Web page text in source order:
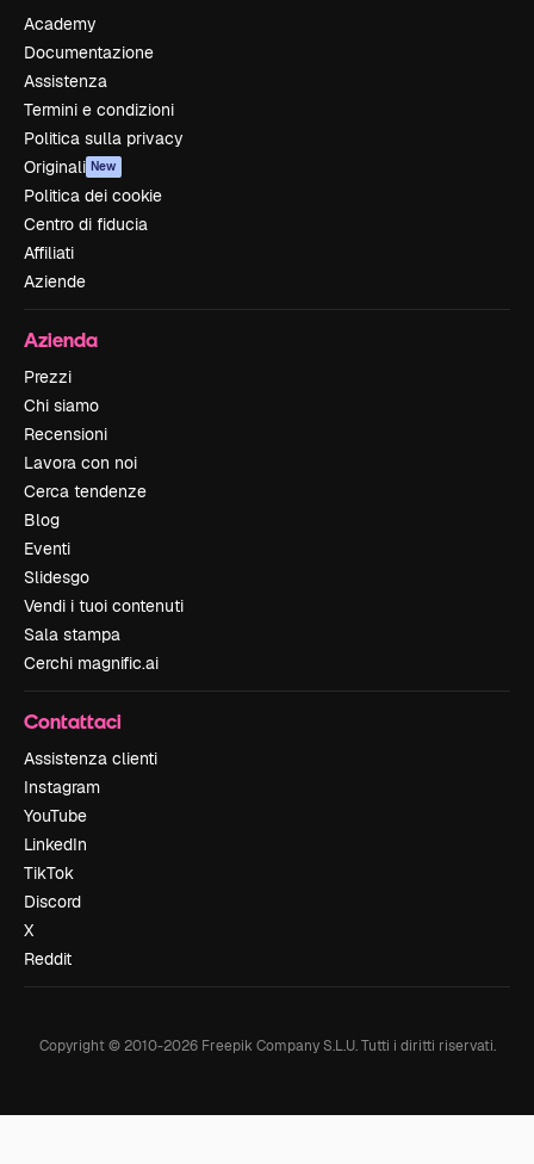
Academy
Documentazione
Assistenza
Termini e condizioni
Politica sulla privacy
Originali New
Politica dei cookie
Centro di fiducia
Affiliati
Aziende
Azienda
Prezzi
Chi siamo
Recensioni
Lavora con noi
Cerca tendenze
Blog
Eventi
Slidesgo
Vendi i tuoi contenuti
Sala stampa
Cerchi magnific.ai
Contattaci
Assistenza clienti
Instagram
YouTube
LinkedIn
TikTok
Discord
X
Reddit
Copyright © 2010-2026Freepik Company S.L.U. Tutti i diritti riservati.